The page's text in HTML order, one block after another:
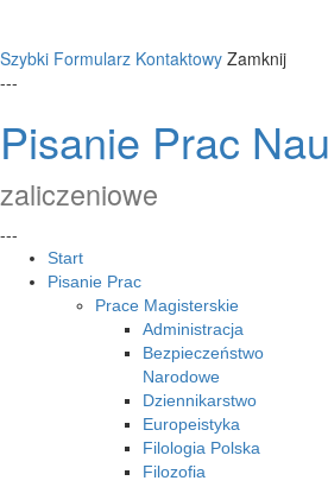
Szybki Formularz Kontaktowy Zamknij
---
Pisanie Prac
zaliczeniowe
---
Start
Pisanie Prac
Prace Magisterskie
Administracja
Bezpieczeństwo
Narodowe
Dziennikarstwo
Europeistyka
Filologia Polska
Filozofia